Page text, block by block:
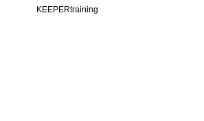
KEEPERtraining